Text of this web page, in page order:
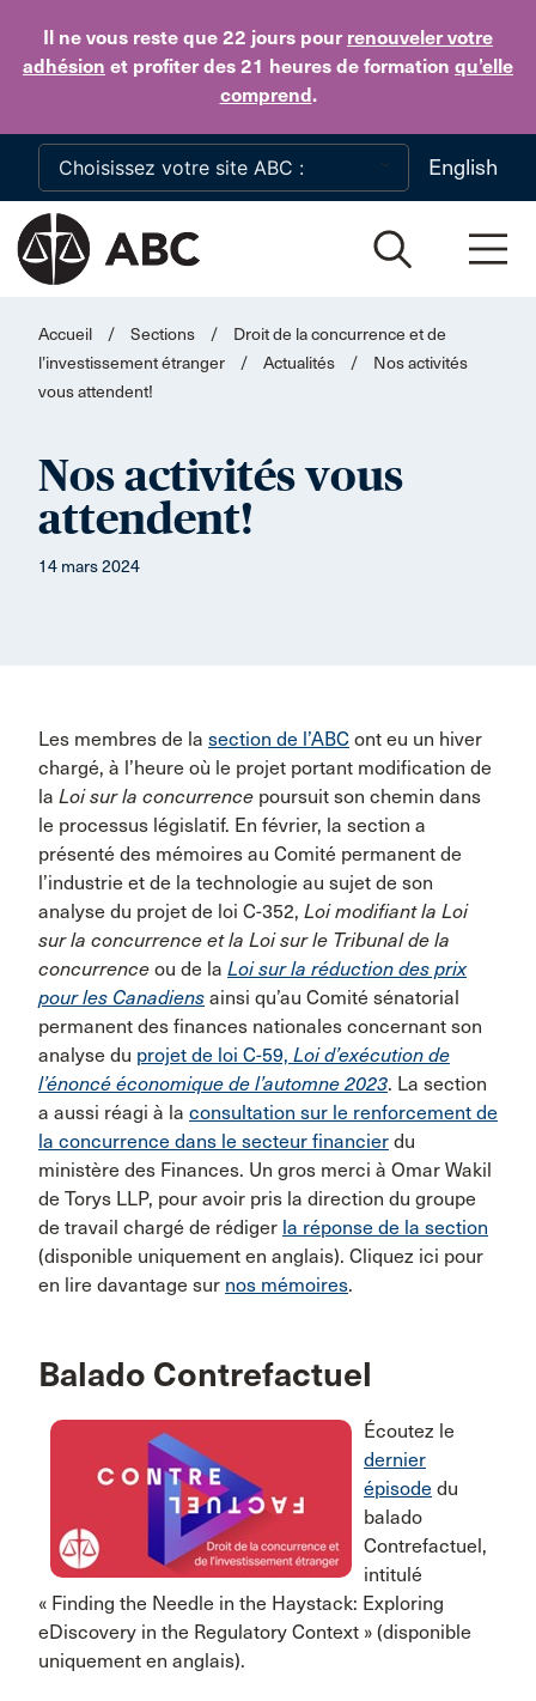
Il ne vous reste que 22 jours pour renouveler votre
adhésion et profiter des 21 heures de formation qu’elle
comprend.
Skip to main content
English
Accueil / Sections /
Droit de la concurrence et de
l’investissement étranger
/ Actualités /
Nos activités
vous attendent!
Nos activités vous
attendent!
14 mars 2024
Les membres de la section de l’ABC ont eu un hiver
chargé, à l’heure où le projet portant modification de
la Loi sur la concurrence poursuit son chemin dans
le processus législatif. En février, la section a
présenté des mémoires au Comité permanent de
l’industrie et de la technologie au sujet de son
analyse du projet de loi C-352, Loi modifiant la Loi
sur la concurrence et la Loi sur le Tribunal de la
concurrence ou de la Loi sur la réduction des prix
pour les Canadiens ainsi qu’au Comité sénatorial
permanent des finances nationales concernant son
analyse du projet de loi C-59, Loi d’exécution de
l’énoncé économique de l’automne 2023. La section
a aussi réagi à la consultation sur le renforcement de
la concurrence dans le secteur financier du
ministère des Finances. Un gros merci à Omar Wakil
de Torys LLP, pour avoir pris la direction du groupe
de travail chargé de rédiger la réponse de la section
(disponible uniquement en anglais). Cliquez ici pour
en lire davantage sur nos mémoires.
Balado Contrefactuel
Écoutez le
dernier
épisode du
balado
Contrefactuel,
intitulé
« Finding the Needle in the Haystack: Exploring
eDiscovery in the Regulatory Context » (disponible
uniquement en anglais).